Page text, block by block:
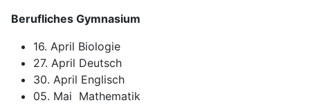
Berufliches Gymnasium
16. April Biologie
27. April Deutsch
30. April Englisch
05. Mai Mathematik